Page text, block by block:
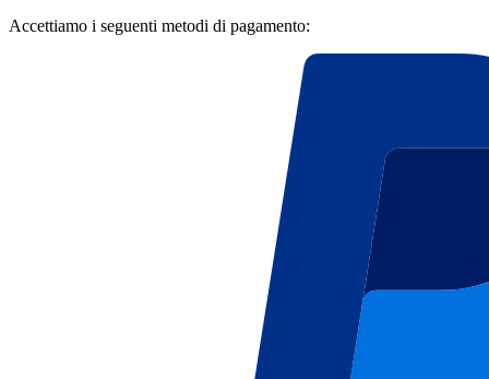
Accettiamo i seguenti metodi di pagamento: